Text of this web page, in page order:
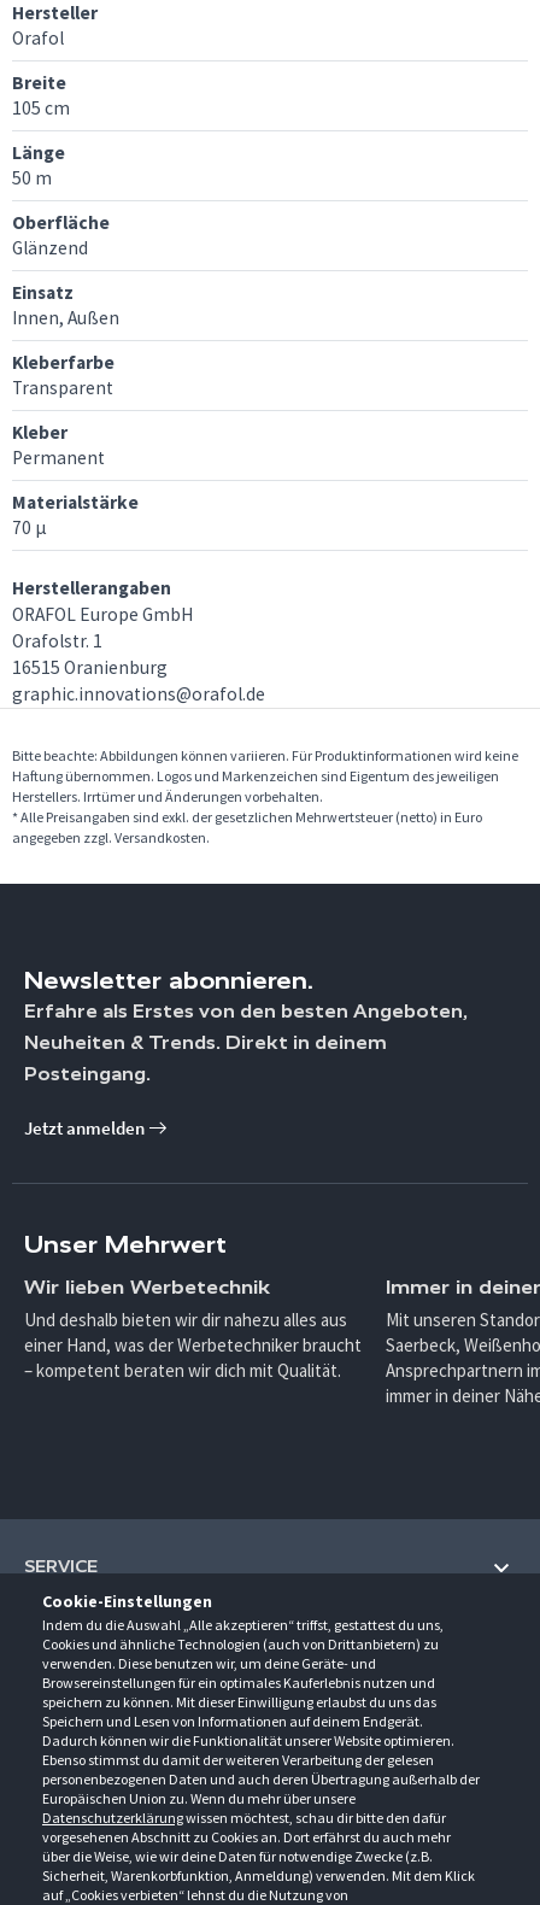
Cookie-Einstellungen
Indem du die Auswahl „Alle akzeptieren“ triffst, gestattest du uns,
Cookies und ähnliche Technologien (auch von Drittanbietern) zu
verwenden. Diese benutzen wir, um deine Geräte- und
Browsereinstellungen für ein optimales Kauferlebnis nutzen und
speichern zu können. Mit dieser Einwilligung erlaubst du uns das
Speichern und Lesen von Informationen auf deinem Endgerät.
Dadurch können wir die Funktionalität unserer Website optimieren.
Ebenso stimmst du damit der weiteren Verarbeitung der gelesen
personenbezogenen Daten und auch deren Übertragung außerhalb der
Europäischen Union zu. Wenn du mehr über unsere
Datenschutzerklärungwissen möchtest, schau dir bitte den dafür
vorgesehenen Abschnitt zu Cookies an. Dort erfährst du auch mehr
über die Weise, wie wir deine Daten für notwendige Zwecke (z.B.
Sicherheit, Warenkorbfunktion, Anmeldung) verwenden. Mit dem Klick
auf „Cookies verbieten“ lehnst du die Nutzung von
Hersteller
Orafol
Breite
105 cm
Länge
50 m
Oberfläche
Glänzend
Einsatz
Innen, Außen
Kleberfarbe
Transparent
Kleber
Permanent
Materialstärke
70 μ
Herstellerangaben
ORAFOL Europe GmbH
Orafolstr. 1
16515 Oranienburg
graphic.innovations@orafol.de
Bitte beachte: Abbildungen können variieren. Für Produktinformationen wird keine
Haftung übernommen. Logos und Markenzeichen sind Eigentum des jeweiligen
Herstellers. Irrtümer und Änderungen vorbehalten.
* Alle Preisangaben sind exkl. der gesetzlichen Mehrwertsteuer (netto) in Euro
angegeben zzgl. Versandkosten.
Newsletter abonnieren.
Erfahre als Erstes von den besten Angeboten,
Neuheiten & Trends. Direkt in deinem
Posteingang.
Jetzt anmelden
Unser Mehrwert
Wir lieben Werbetechnik
Und deshalb bieten wir dir nahezu alles aus
einer Hand, was der Werbetechniker braucht
– kompetent beraten wir dich mit Qualität.
Immer in
Mit unseren
Saerbeck,
Ansprechpartnern
immer in deiner
SERVICE
Hilfe und Information
Fragen und Antworten (FAQ)
Kontakt
Newsletter
Events
Downloads
Kataloge
UNTERNEHMEN
Über uns
Anfahrt
Ansprechpartner
Außendienstbesuch
Jobs & Ausbildung
Retouren/Reklamationen
KONTAKT
Gröner-Schulze GmbH
Sarirstraße 5
12529 Schönefeld
Berlin-Schönefeld: +49 30 68 29 54-0
Saerbeck: +49 2574 88750-0
Weißenhorn: +49 731 3982-0
info@groener-schulze.com
ÖFFNUNGSZEITEN
Montag - Donnerstag
9:00 - 17:00
Freitag
9:00 - 15:00
FOLGE UNS